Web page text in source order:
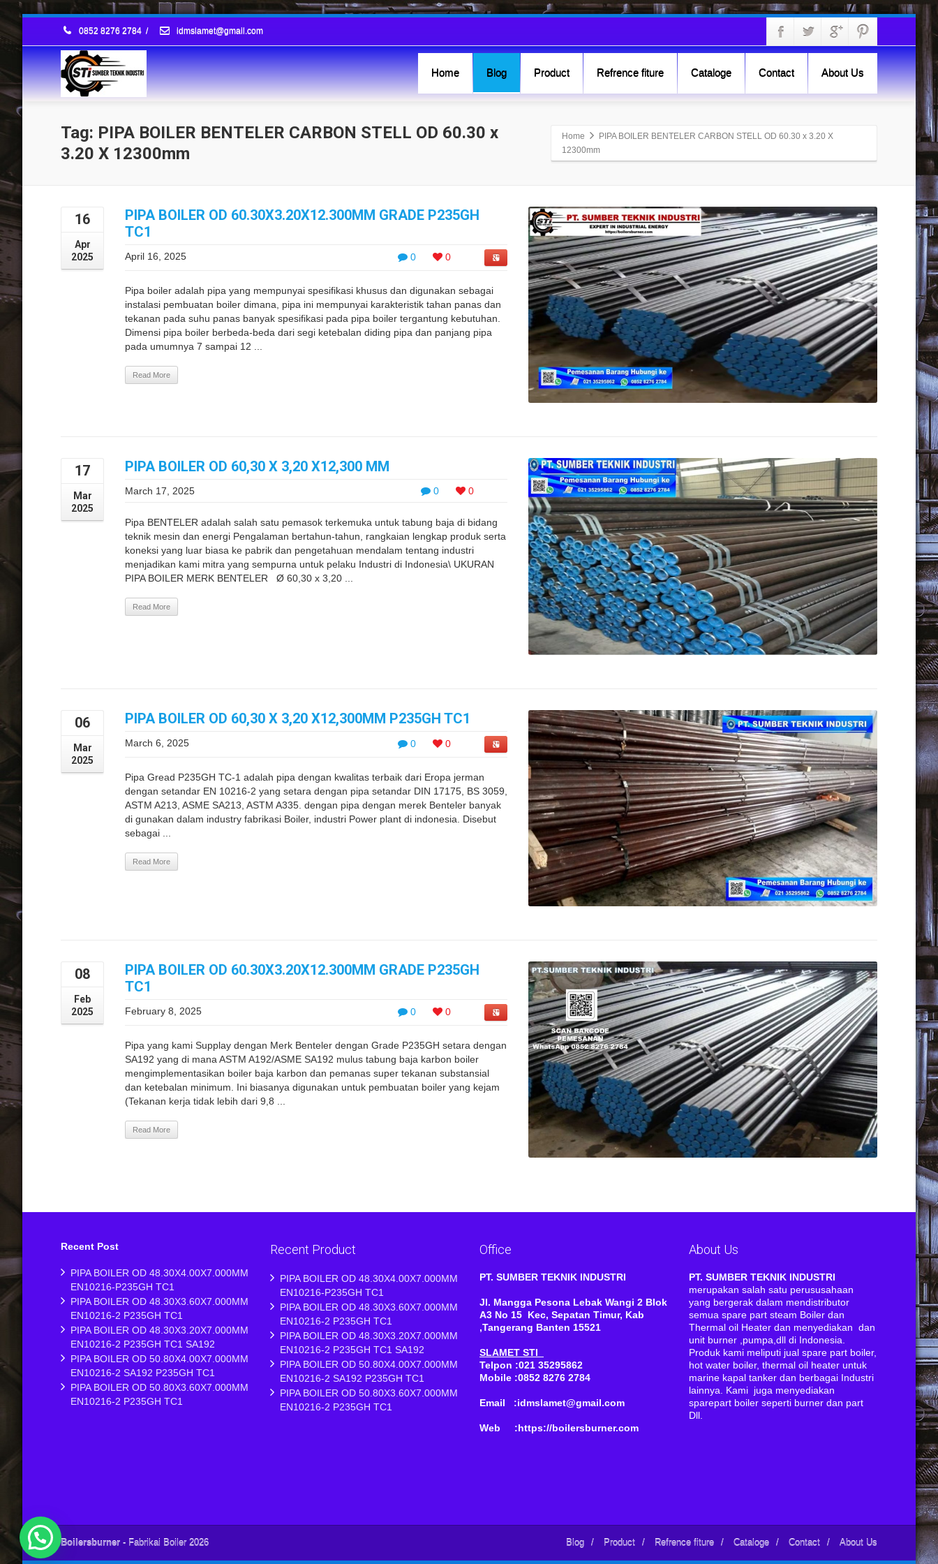
0852 8276 2784 / idmslamet@gmail.com
Home Blog Product Refrence fiture Cataloge Contact About Us
Tag: PIPA BOILER BENTELER CARBON STELL OD 60.30 x
3.20 X 12300mm
Home
PIPA BOILER BENTELER CARBON STELL OD 60.30 x 3.20 X
12300mm
16
Apr
2025
PIPA BOILER OD 60.30X3.20X12.300MM GRADE P235GH
TC1
0 0
April 16, 2025
Pipa boiler adalah pipa yang mempunyai spesifikasi khusus dan digunakan sebagai
instalasi pembuatan boiler dimana, pipa ini mempunyai karakteristik tahan panas dan
tekanan pada suhu panas banyak spesifikasi pada pipa boiler tergantung kebutuhan.
Dimensi pipa boiler berbeda-beda dari segi ketebalan diding pipa dan panjang pipa
pada umumnya 7 sampai 12 ...
Read More
17
Mar
2025
PIPA BOILER OD 60,30 X 3,20 X12,300 MM
0 0
March 17, 2025
Pipa BENTELER adalah salah satu pemasok terkemuka untuk tabung baja di bidang
teknik mesin dan energi Pengalaman bertahun-tahun, rangkaian lengkap produk serta
koneksi yang luar biasa ke pabrik dan pengetahuan mendalam tentang industri
menjadikan kami mitra yang sempurna untuk pelaku Industri di Indonesia\ UKURAN
PIPA BOILER MERK BENTELER Ø 60,30 x 3,20 ...
Read More
06
Mar
2025
PIPA BOILER OD 60,30 X 3,20 X12,300MM P235GH TC1
0 0
March 6, 2025
Pipa Gread P235GH TC-1 adalah pipa dengan kwalitas terbaik dari Eropa jerman
dengan setandar EN 10216-2 yang setara dengan pipa setandar DIN 17175, BS 3059,
ASTM A213, ASME SA213, ASTM A335. dengan pipa dengan merek Benteler banyak
di gunakan dalam industry fabrikasi Boiler, industri Power plant di indonesia. Disebut
sebagai ...
Read More
08
Feb
2025
PIPA BOILER OD 60.30X3.20X12.300MM GRADE P235GH
TC1
0 0
February 8, 2025
Pipa yang kami Supplay dengan Merk Benteler dengan Grade P235GH setara dengan
SA192 yang di mana ASTM A192/ASME SA192 mulus tabung baja karbon boiler
mengimplementasikan boiler baja karbon dan pemanas super tekanan substansial
dan ketebalan minimum. Ini biasanya digunakan untuk pembuatan boiler yang kejam
(Tekanan kerja tidak lebih dari 9,8 ...
Read More
Recent Post
PIPA BOILER OD 48.30X4.00X7.000MM
EN10216-P235GH TC1
PIPA BOILER OD 48.30X3.60X7.000MM
EN10216-2 P235GH TC1
PIPA BOILER OD 48.30X3.20X7.000MM
EN10216-2 P235GH TC1 SA192
PIPA BOILER OD 50.80X4.00X7.000MM
EN10216-2 SA192 P235GH TC1
PIPA BOILER OD 50.80X3.60X7.000MM
EN10216-2 P235GH TC1
Recent Product
PIPA BOILER OD 48.30X4.00X7.000MM
EN10216-P235GH TC1
PIPA BOILER OD 48.30X3.60X7.000MM
EN10216-2 P235GH TC1
PIPA BOILER OD 48.30X3.20X7.000MM
EN10216-2 P235GH TC1 SA192
PIPA BOILER OD 50.80X4.00X7.000MM
EN10216-2 SA192 P235GH TC1
PIPA BOILER OD 50.80X3.60X7.000MM
EN10216-2 P235GH TC1
Office
PT. SUMBER TEKNIK INDUSTRI
Jl. Mangga Pesona Lebak Wangi 2 Blok
A3 No 15 Kec, Sepatan Timur, Kab
,Tangerang Banten 15521
SLAMET STI
Telpon :021 35295862
Mobile :0852 8276 2784
Email :idmslamet@gmail.com
Web :https://boilersburner.com
About Us
PT. SUMBER TEKNIK INDUSTRI
merupakan salah satu perususahaan
yang bergerak dalam mendistributor
semua spare part steam Boiler dan
Thermal oil Heater dan menyediakan dan
unit burner ,pumpa,dll di Indonesia.
Produk kami meliputi jual spare part boiler,
hot water boiler, thermal oil heater untuk
marine kapal tanker dan berbagai Industri
lainnya. Kami juga menyediakan
sparepart boiler seperti burner dan part
Dll.
Boilersburner - Fabrikai Boiler 2026 Blog / Product / Refrence fiture / Cataloge / Contact / About Us